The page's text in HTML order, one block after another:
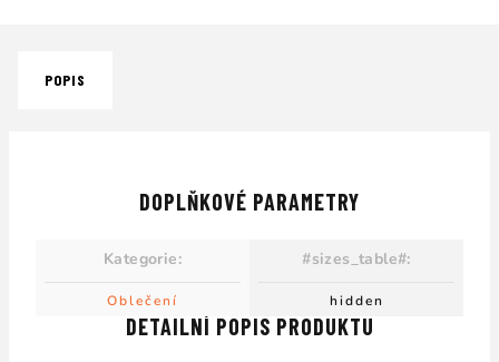
POPIS
DETAILNÍ POPIS PRODUKTU
DOPLŇKOVÉ PARAMETRY
Kategorie:
Oblečení
#sizes_table#:
hidden